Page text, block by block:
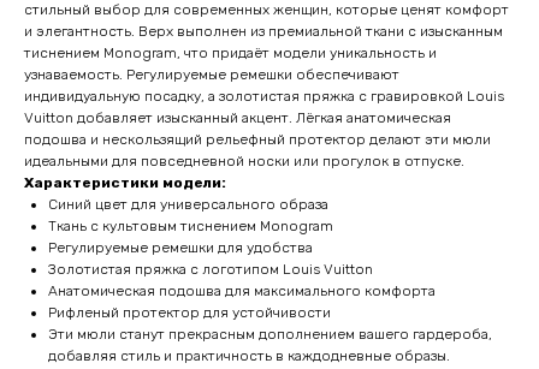
стильный выбор для современных женщин, которые ценят комфорт
и элегантность. Верх выполнен из премиальной ткани с изысканным
тиснением Monogram, что придаёт модели уникальность и
узнаваемость. Регулируемые ремешки обеспечивают
индивидуальную посадку, а золотистая пряжка с гравировкой Louis
Vuitton добавляет изысканный акцент. Лёгкая анатомическая
подошва и нескользящий рельефный протектор делают эти мюли
идеальными для повседневной носки или прогулок в отпуске.
Характеристики модели:
Синий цвет для универсального образа
Ткань с культовым тиснением Monogram
Регулируемые ремешки для удобства
Золотистая пряжка с логотипом Louis Vuitton
Анатомическая подошва для максимального комфорта
Рифленый протектор для устойчивости
Эти мюли станут прекрасным дополнением вашего гардероба,
добавляя стиль и практичность в каждодневные образы.